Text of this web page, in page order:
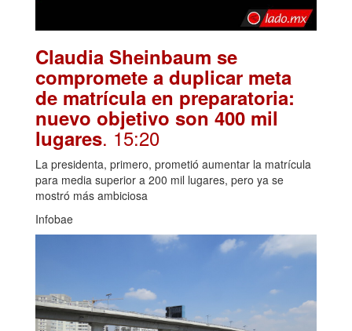
Claudia Sheinbaum se
compromete a duplicar meta
de matrícula en preparatoria:
nuevo objetivo son 400 mil
lugares. 15:20
La presidenta, primero, prometió aumentar la matrícula
para media superior a 200 mil lugares, pero ya se
mostró más ambiciosa
Infobae